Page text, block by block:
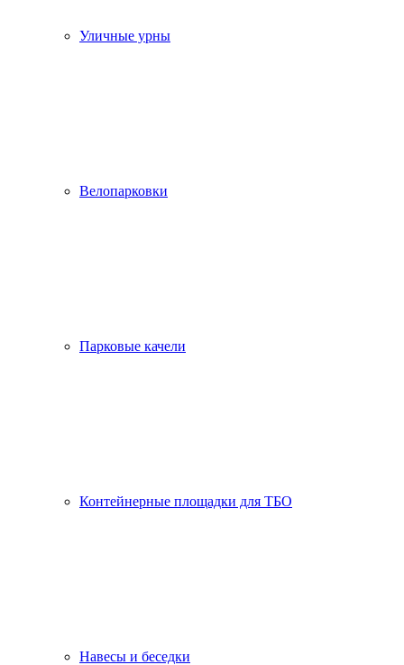
Уличные урны
Велопарковки
Парковые качели
Контейнерные площадки для ТБО
Навесы и беседки